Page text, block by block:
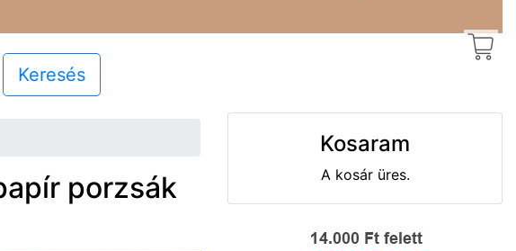
Keresés
porzsák
Kosaram
A kosár üres.